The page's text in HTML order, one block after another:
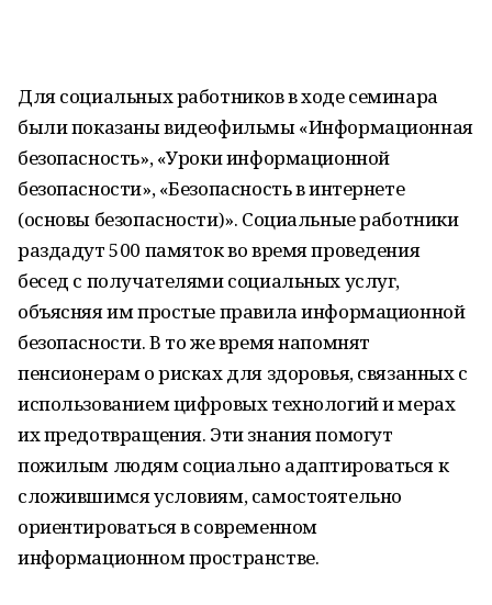
Для социальных работников в ходе семинара
были показаны видеофильмы «Информационная
безопасность», «Уроки информационной
безопасности», «Безопасность в интернете
(основы безопасности)». Социальные работники
раздадут 500 памяток во время проведения
бесед с получателями социальных услуг,
объясняя им простые правила информационной
безопасности. В то же время напомнят
пенсионерам о рисках для здоровья, связанных с
использованием цифровых технологий и мерах
их предотвращения. Эти знания помогут
пожилым людям социально адаптироваться к
сложившимся условиям, самостоятельно
ориентироваться в современном
информационном пространстве.